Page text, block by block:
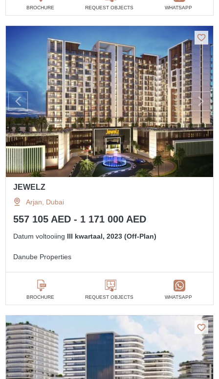
BROCHURE REQUEST OBJECTS WHATSAPP
JEWELZ
Arjan, Dubai
557 105 AED - 1 171 000 AED
Datum voltooiing III kwartaal, 2023 (Off-Plan)
Danube Properties
BROCHURE REQUEST OBJECTS WHATSAPP